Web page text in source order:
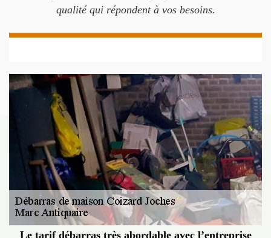
qualité qui répondent à vos besoins.
Le tarif débarras très abordable avec l’entreprise